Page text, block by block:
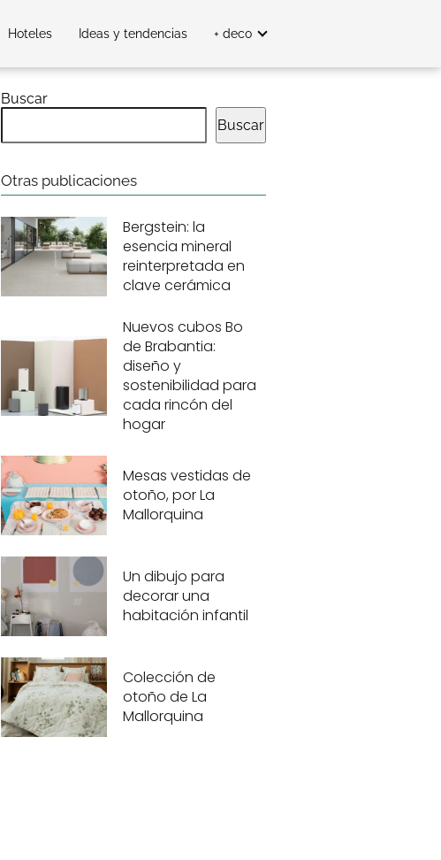
Hoteles Ideas y tendencias + deco
Buscar
Buscar
Otras publicaciones
Bergstein: la
esencia mineral
reinterpretada en
clave cerámica
Nuevos cubos Bo
de Brabantia:
diseño y
sostenibilidad para
cada rincón del
hogar
Mesas vestidas de
otoño, por La
Mallorquina
Un dibujo para
decorar una
habitación infantil
Colección de
otoño de La
Mallorquina